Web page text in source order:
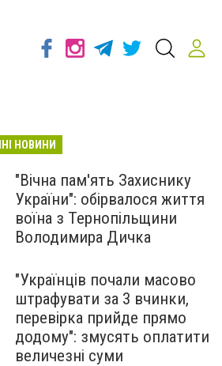
НОВИНИ
"Вічна пам'ять Захиснику
України": обірвалося життя
воїна з Тернопільщини
Володимира Дичка
"Українців почали масово
штрафувати за 3 вчинки,
перевірка прийде прямо
додому": змусять оплатити
величезні суми